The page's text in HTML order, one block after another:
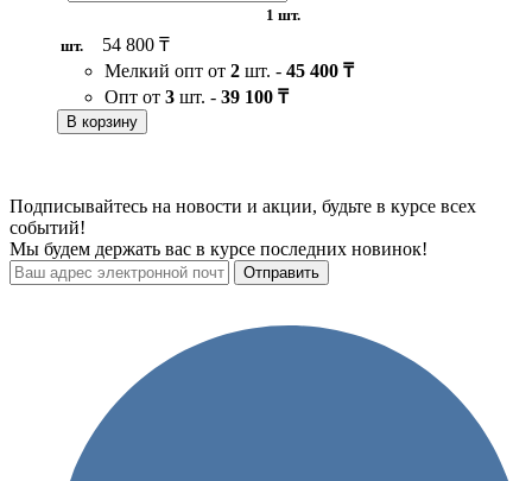
1 шт.
шт.
54 800 ₸
Мелкий опт от 2 шт. - 45 400 ₸
Опт от 3 шт. - 39 100 ₸
В корзину
Подписывайтесь на новости и акции, будьте в курсе всех
событий!
Мы будем держать вас в курсе последних новинок!